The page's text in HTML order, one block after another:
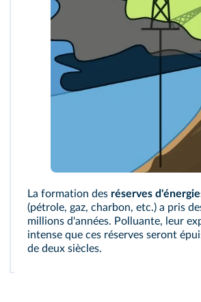
La formation des réserves
(pétrole, gaz, charbon, etc.) a pris
millions d'années. Polluante, leur
intense que ces réserves seront
de deux siècles.